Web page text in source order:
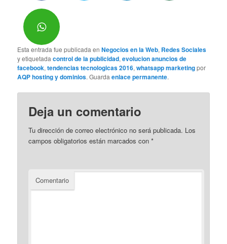
Esta entrada fue publicada enNegocios en la Web, Redes Sociales
y etiquetadacontrol de la publicidad,evolucion anuncios de
facebook,tendencias tecnologicas 2016,whatsapp marketingpor
AQP hosting y dominios. Guardaenlace permanente.
Deja un comentario
Tu dirección de correo electrónico no será publicada. Los
campos obligatorios están marcados con*
Comentario